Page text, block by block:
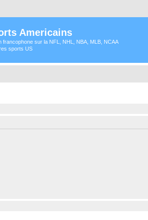
Americains
francophone sur la NFL, NHL, NBA, MLB, NCAA
sports US